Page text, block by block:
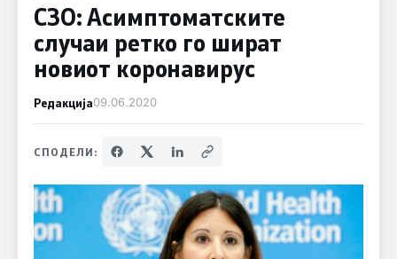
СЗО: Асимптоматските
случаи ретко го шират
новиот коронавирус
Редакција09.06.2020
СПОДЕЛИ: